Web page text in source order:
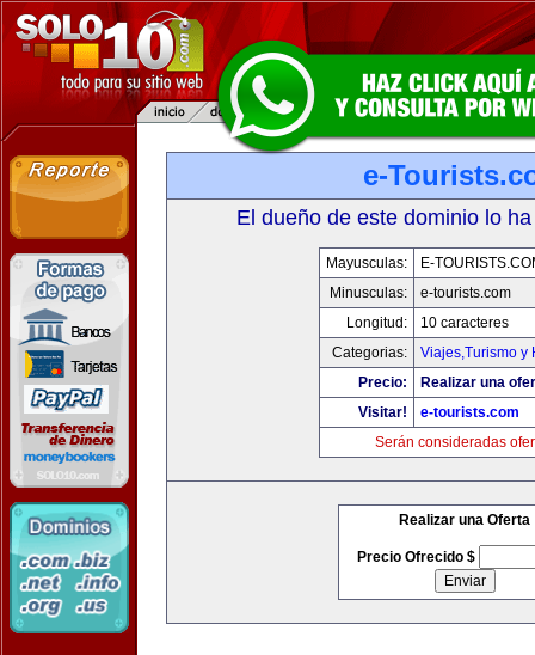
e-
El dueño de este dominio lo
Mayusculas:
E-
Minusculas:
e-tourists.com
Longitud:
10 caracteres
Categorias:
Viajes,Turismo y
Precio:
Realizar una
Visitar!
e-tourists.com
Serán consideradas
Realizar una Oferta
Precio Ofrecido $